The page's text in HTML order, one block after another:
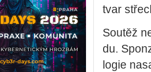
tvar
Sou­těž
du.
lo­gie